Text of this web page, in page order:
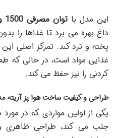
این مدل با توان مصرفی 1500 وات
داغ بهره می برد تا غذاها را
پخته و ترد کند. تمرکز اصلی
غذایی مواد است، در حالی که
کردنی را نیز حفظ می کند.
طراحی و کیفیت ساخت هوا پز آریته مدل
جلب می کند، طراحی ظاهری